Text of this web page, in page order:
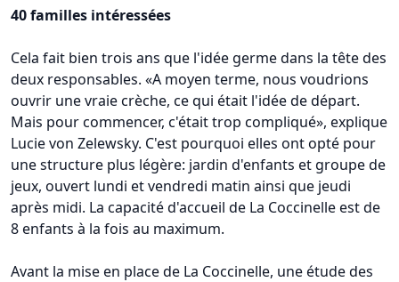
40 familles intéressées
Cela fait bien trois ans que l'idée germe dans la tête des
deux responsables. «A moyen terme, nous voudrions
ouvrir une vraie crèche, ce qui était l'idée de départ.
Mais pour commencer, c'était trop compliqué», explique
Lucie von Zelewsky. C'est pourquoi elles ont opté pour
une structure plus légère: jardin d'enfants et groupe de
jeux, ouvert lundi et vendredi matin ainsi que jeudi
après midi. La capacité d'accueil de La Coccinelle est de
8 enfants à la fois au maximum.
Avant la mise en place de La Coccinelle, une étude des